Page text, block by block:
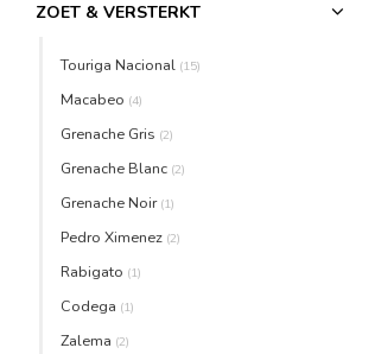
ZOET & VERSTERKT
Touriga Nacional (15)
Macabeo (4)
Grenache Gris (2)
Grenache Blanc (2)
Grenache Noir (1)
Pedro Ximenez (2)
Rabigato (1)
Codega (1)
Zalema (2)